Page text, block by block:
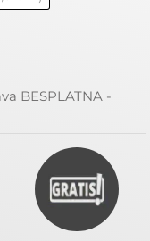
BESPLATNA -